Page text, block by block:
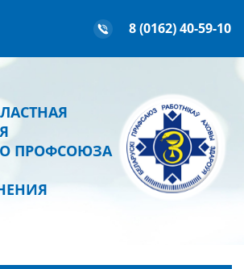
8 (0162) 40-59-10
ПРОФСОЮЗА